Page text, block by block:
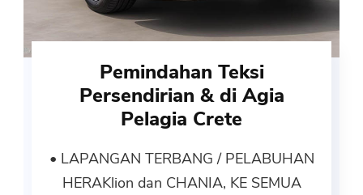
Pemindahan Teksi
Persendirian & di Agia
Pelagia Crete
• LAPANGAN TERBANG / PELABUHAN
HERAKlion dan CHANIA, KE SEMUA